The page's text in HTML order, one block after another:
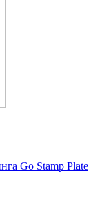
Go Stamp Plate